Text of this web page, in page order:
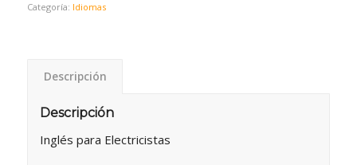
Categoría: Idiomas
Descripción
Descripción
Inglés para Electricistas